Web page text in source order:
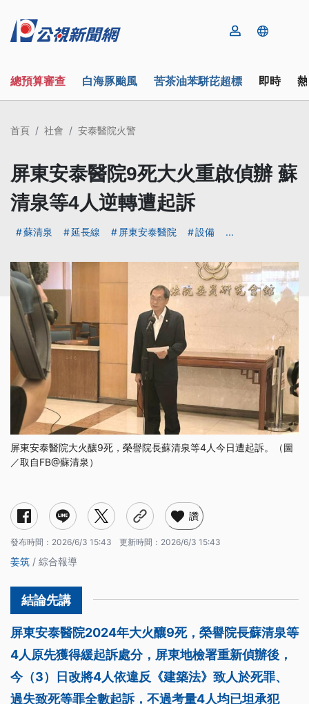
總預算審查 白海豚颱風 苦茶油苯駢芘超標 即時
首頁 社會 安泰醫院火警
屏東安泰醫院9死大火重啟偵辦 蘇
清泉等4人逆轉遭起訴
蘇清泉 延長線 屏東安泰醫院 設備 ...
屏東安泰醫院大火釀9死，榮譽院長蘇清泉等4人今日遭起訴。（圖
／取自FB@蘇清泉）
讚
發布時間： 2026/6/3 15:43 更新時間： 2026/6/3 15:43
姜筑 / 綜合報導
屏東安泰醫院2024年大火釀9死，榮譽院長蘇清泉等
4人原先獲得緩起訴處分，屏東地檢署重新偵辦後，
今（3）日改將4人依違反《建築法》致人於死罪、
過失致死等罪全數起訴，不過考量4人均已坦承犯